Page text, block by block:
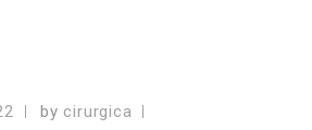
by cirurgica